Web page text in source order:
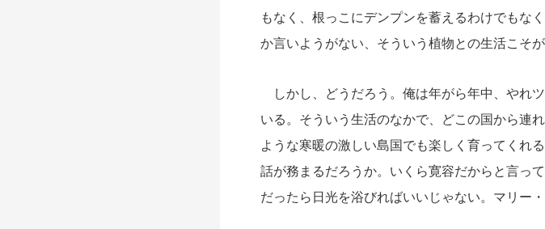
もなく、根っこにデンプンを蓄えるわけでもな
か言いようがない、そういう植物との生活こそ
しかし、どうだろう。俺は年がら年中、やれ
いる。そういう生活のなかで、どこの国から
ような寒暖の激しい島国でも楽しく育ってくれ
話が務まるだろうか。いくら寛容だからと言っ
だったら日光を浴びればいいじゃない。マリー